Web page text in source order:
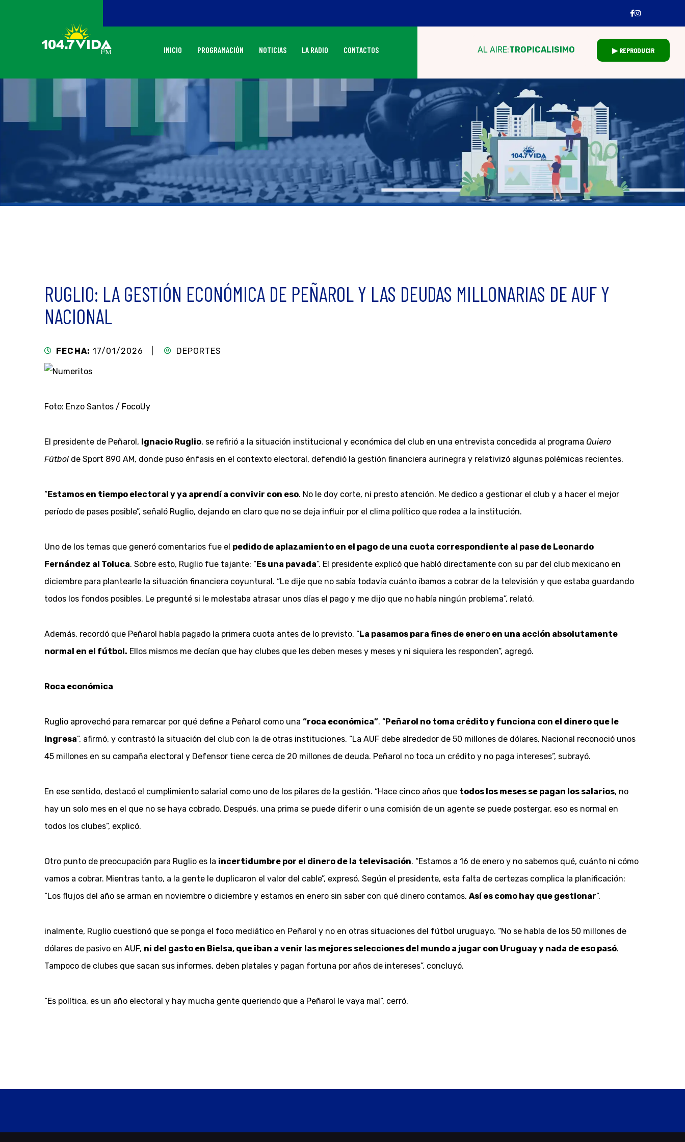
INICIO PROGRAMACIÓN NOTICIAS LA RADIO CONTACTOS AL AIRE:TROPICALISIMO ▶ REPRODUCIR
RUGLIO: LA GESTIÓN ECONÓMICA DE PEÑAROL Y LAS DEUDAS MILLONARIAS DE AUF Y
NACIONAL
FECHA: 17/01/2026 | DEPORTES
Foto: Enzo Santos / FocoUy
El presidente de Peñarol, Ignacio Ruglio, se refirió a la situación institucional y económica del club en una entrevista concedida al programa Quiero
Fútbol de Sport 890 AM, donde puso énfasis en el contexto electoral, defendió la gestión financiera aurinegra y relativizó algunas polémicas recientes.
“Estamos en tiempo electoral y ya aprendí a convivir con eso. No le doy corte, ni presto atención. Me dedico a gestionar el club y a hacer el mejor
período de pases posible”, señaló Ruglio, dejando en claro que no se deja influir por el clima político que rodea a la institución.
Uno de los temas que generó comentarios fue el pedido de aplazamiento en el pago de una cuota correspondiente al pase de Leonardo
Fernández al Toluca. Sobre esto, Ruglio fue tajante: “Es una pavada”. El presidente explicó que habló directamente con su par del club mexicano en
diciembre para plantearle la situación financiera coyuntural. “Le dije que no sabía todavía cuánto íbamos a cobrar de la televisión y que estaba guardando
todos los fondos posibles. Le pregunté si le molestaba atrasar unos días el pago y me dijo que no había ningún problema”, relató.
Además, recordó que Peñarol había pagado la primera cuota antes de lo previsto. “La pasamos para fines de enero en una acción absolutamente
normal en el fútbol. Ellos mismos me decían que hay clubes que les deben meses y meses y ni siquiera les responden”, agregó.
Roca económica
Ruglio aprovechó para remarcar por qué define a Peñarol como una “roca económica”. “Peñarol no toma crédito y funciona con el dinero que le
ingresa”, afirmó, y contrastó la situación del club con la de otras instituciones. “La AUF debe alrededor de 50 millones de dólares, Nacional reconoció unos
45 millones en su campaña electoral y Defensor tiene cerca de 20 millones de deuda. Peñarol no toca un crédito y no paga intereses”, subrayó.
En ese sentido, destacó el cumplimiento salarial como uno de los pilares de la gestión. “Hace cinco años que todos los meses se pagan los salarios, no
hay un solo mes en el que no se haya cobrado. Después, una prima se puede diferir o una comisión de un agente se puede postergar, eso es normal en
todos los clubes”, explicó.
Otro punto de preocupación para Ruglio es la incertidumbre por el dinero de la televisación. “Estamos a 16 de enero y no sabemos qué, cuánto ni cómo
vamos a cobrar. Mientras tanto, a la gente le duplicaron el valor del cable”, expresó. Según el presidente, esta falta de certezas complica la planificación:
“Los flujos del año se arman en noviembre o diciembre y estamos en enero sin saber con qué dinero contamos. Así es como hay que gestionar”.
inalmente, Ruglio cuestionó que se ponga el foco mediático en Peñarol y no en otras situaciones del fútbol uruguayo. “No se habla de los 50 millones de
dólares de pasivo en AUF, ni del gasto en Bielsa, que iban a venir las mejores selecciones del mundo a jugar con Uruguay y nada de eso pasó.
Tampoco de clubes que sacan sus informes, deben platales y pagan fortuna por años de intereses”, concluyó.
“Es política, es un año electoral y hay mucha gente queriendo que a Peñarol le vaya mal”, cerró.